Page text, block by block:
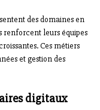
des domaines en
renforcent leurs équipes
Ces métiers
et gestion des
digitaux